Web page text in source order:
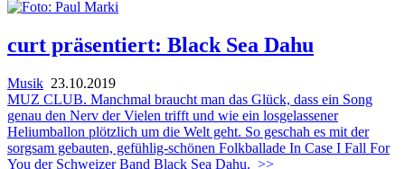
curt präsentiert: Black Sea Dahu
Musik 23.10.2019
MUZ CLUB. Manchmal braucht man das Glück, dass ein Song
genau den Nerv der Vielen trifft und wie ein losgelassener
Heliumballon plötzlich um die Welt geht. So geschah es mit der
sorgsam gebauten, gefühlig-schönen Folkballade In Case I Fall For
You der Schweizer Band Black Sea Dahu. >>